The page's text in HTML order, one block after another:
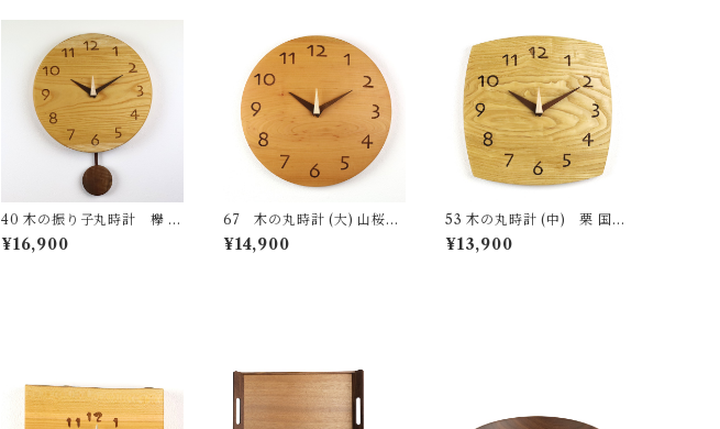
40 木の振り子丸時計 欅 国
産 一点物 SWING オリジナ
ル 無垢 新築祝い 結婚祝い
¥16,900
67 木の丸時計 (大) 山桜
国産 一点物 SWING オリジ
ナル 無垢 新築祝い 結婚祝い
¥14,900
53 木の丸時計 (中) 栗 国産
一点物 SWING オリジナル
無垢 新築祝い 結婚祝い ナチ
¥13,900